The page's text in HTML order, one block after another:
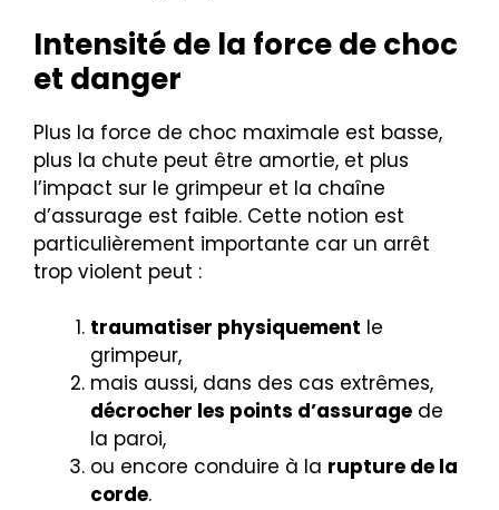
Intensité de la force de choc
et danger
Plus la force de choc maximale est basse,
plus la chute peut être amortie, et plus
l’impact sur le grimpeur et la chaîne
d’assurage est faible. Cette notion est
particulièrement importante car un arrêt
trop violent peut :
traumatiser physiquement le
grimpeur,
mais aussi, dans des cas extrêmes,
décrocher les points d’assurage de
la paroi,
ou encore conduire à la rupture de la
corde.